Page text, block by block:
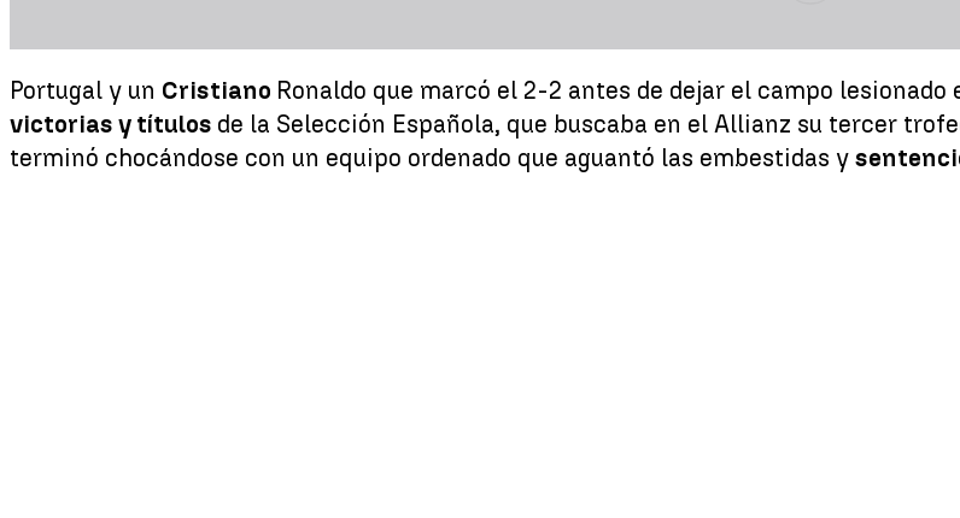
Portugal y un Cristiano Ronaldo que marcó el 2-2 antes de dejar el campo lesionado
victorias y títulos de la Selección Española, que buscaba en el Allianz su tercer
terminó chocándose con un equipo ordenado que aguantó las embestidas y